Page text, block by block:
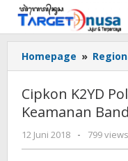
Lewati
konten
Homepage »
Cipkon K2YD
Keamanan
12 Juni 2018
oleh
- 799 views